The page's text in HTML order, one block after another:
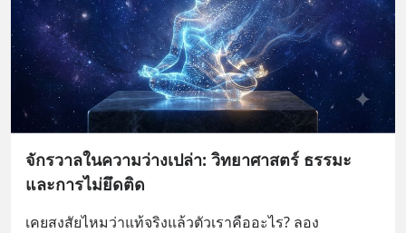
จักรวาลในความว่างเปล่า: วิทยาศาสตร์ ธรรมะ
และการไม่ยึดติด
เคยสงสัยไหมว่าแท้จริงแล้วตัวเราคืออะไร? ลอง